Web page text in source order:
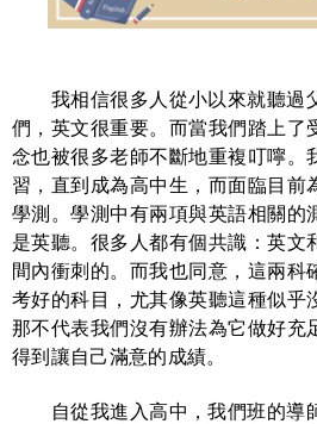
我相信很多人從小以來就聽過
們，英文很重要。而當我們踏上了
念也被很多老師不斷地重複叮嚀。
習，直到成為高中生，而面臨目前
學測。學測中有兩項與英語相關的
是英聽。很多人都有個共識：英文
間內衝刺的。而我也同意，這兩科
考好的科目，尤其像英聽這種似乎
那不代表我們沒有辦法為它做好充
得到讓自己滿意的成績。
自從我進入高中，我們班的導